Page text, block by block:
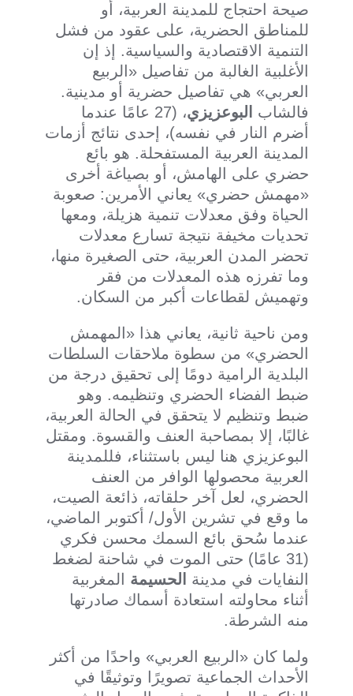
صيحة احتجاج للمدينة العربية، أو
للمناطق الحضرية، على عقود من فشل
التنمية الاقتصادية والسياسية. إذ إن
الأغلبية الغالبة من تفاصيل «الربيع
العربي» هي تفاصيل حضرية أو مدينية.
فالشاب
البوعزيزي
، (27 عامًا عندما
أضرم النار في نفسه)، إحدى نتائج أزمات
المدينة العربية المستفحلة. هو بائع
حضري على الهامش، أو بصياغة أخرى
«مهمش حضري» يعاني الأمرين: صعوبة
الحياة وفق معدلات تنمية هزيلة، ومعها
تحديات مخيفة نتيجة تسارع معدلات
تحضر المدن العربية، حتى الصغيرة منها،
وما تفرزه هذه المعدلات من فقر
وتهميش لقطاعات أكبر من السكان.
ومن ناحية ثانية، يعاني هذا «المهمش
الحضري» من سطوة ملاحقات السلطات
البلدية الرامية دومًا إلى تحقيق درجة من
ضبط الفضاء الحضري وتنظيمه. وهو
ضبط وتنظيم لا يتحقق في الحالة العربية،
غالبًا، إلا بمصاحبة العنف والقسوة. ومقتل
البوعزيزي هنا ليس باستثناء، فللمدينة
العربية محصولها الوافر من العنف
الحضري، لعل آخر حلقاته، ذائعة الصيت،
ما وقع في تشرين الأول/ أكتوبر الماضي،
عندما سُحق بائع السمك محسن فكري
(31 عامًا) حتى الموت في شاحنة لضغط
النفايات في مدينة
الحسيمة المغربية
أثناء محاولته استعادة أسماك صادرتها
منه الشرطة.
ولما كان «الربيع العربي» واحدًا من أكثر
الأحداث الجماعية تصويرًا وتوثيقًا في